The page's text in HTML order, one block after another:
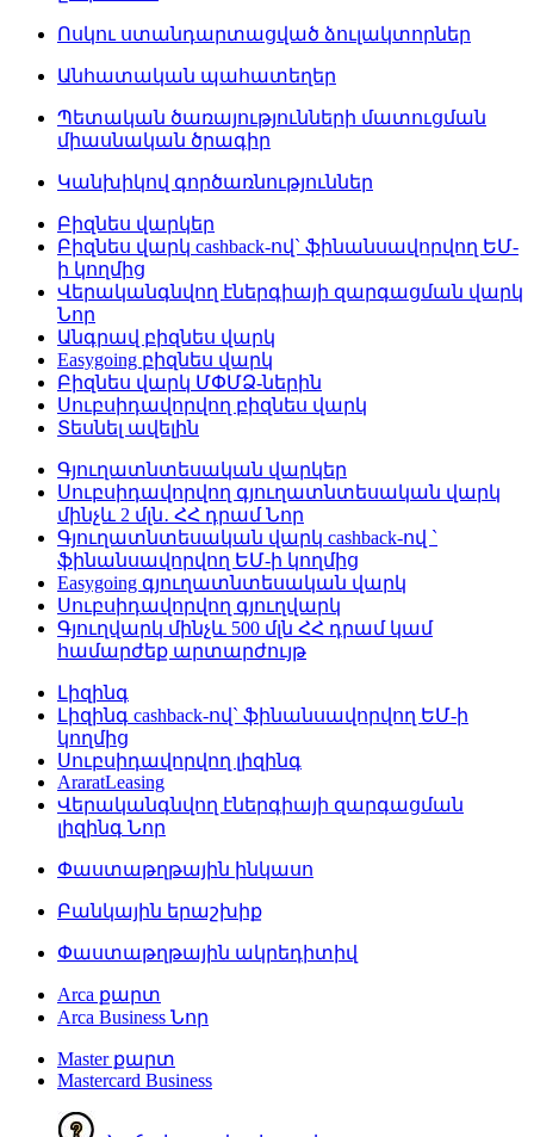
Ոսկու ստանդարտացված ձուլակտորներ
Անհատական պահատեղեր
Պետական ծառայությունների մատուցման
միասնական ծրագիր
Կանխիկով գործառնություններ
Բիզնես վարկեր
Բիզնես վարկ cashback-ով` ֆինանսավորվող ԵՄ-
ի կողմից
Վերականգնվող էներգիայի զարգացման վարկ
Նոր
Անգրավ բիզնես վարկ
Easygoing բիզնես վարկ
Բիզնես վարկ ՄՓՄՁ-ներին
Սուբսիդավորվող բիզնես վարկ
Տեսնել ավելին
Գյուղատնտեսական վարկեր
Սուբսիդավորվող գյուղատնտեսական վարկ
մինչև 2 մլն․ ՀՀ դրամՆոր
Գյուղատնտեսական վարկ cashback-ով `
ֆինանսավորվող ԵՄ-ի կողմից
Easygoing գյուղատնտեսական վարկ
Սուբսիդավորվող գյուղվարկ
Գյուղվարկ մինչև 500 մլն ՀՀ դրամ կամ
համարժեք արտարժույթ
Լիզինգ
Լիզինգ cashback-ով` ֆինանսավորվող ԵՄ-ի
կողմից
Սուբսիդավորվող լիզինգ
AraratLeasing
Վերականգնվող էներգիայի զարգացման
լիզինգ Նոր
Փաստաթղթային ինկասո
Բանկային երաշխիք
Փաստաթղթային ակրեդիտիվ
Arca քարտ
Arca Business Նոր
Master քարտ
Mastercard Business